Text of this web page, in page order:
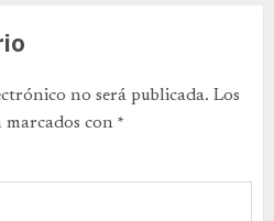
no será publicada. Los
marcados con *